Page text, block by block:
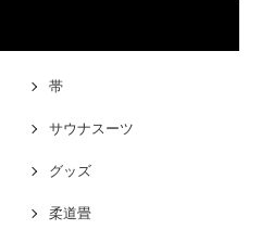
帯
サウナスーツ
グッズ
柔道畳